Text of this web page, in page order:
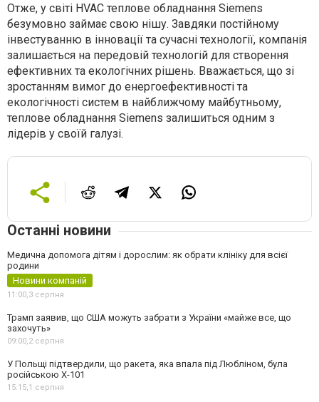
Отже, у світі HVAC теплове обладнання Siemens
безумовно займає свою нішу. Завдяки постійному
інвестуванню в інновації та сучасні технології, компанія
залишається на передовій технологій для створення
ефективних та екологічних рішень. Вважається, що зі
зростанням вимог до енергоефективності та
екологічності систем в найближчому майбутньому,
теплове обладнання Siemens залишиться одним з
лідерів у своїй галузі.
Останні новини
Медична допомога дітям і дорослим: як обрати клініку для всієї
родини
Новини компаній
11:00,3 серпня
Трамп заявив, що США можуть забрати з України «майже все, що
захочуть»
09:00,2 серпня
У Польщі підтвердили, що ракета, яка впала під Любліном, була
російською Х-101
15:15,1 серпня